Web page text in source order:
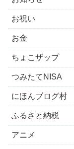
お祝い
お金
ちょこザップ
つみたてNISA
にほんブログ村
ふるさと納税
アニメ